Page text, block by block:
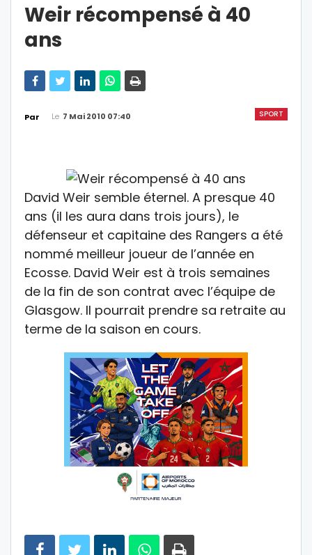
Weir récompensé à 40
ans
SPORT
Par Le 7 Mai 2010 07:40
David Weir semble éternel. A presque 40
ans (il les aura dans trois jours), le
défenseur et capitaine des Rangers a été
nommé meilleur joueur de l’année en
Ecosse. David Weir est à trois semaines
de la fin de son contrat avec l’équipe de
Glasgow. Il pourrait prendre sa retraite au
terme de la saison en cours.